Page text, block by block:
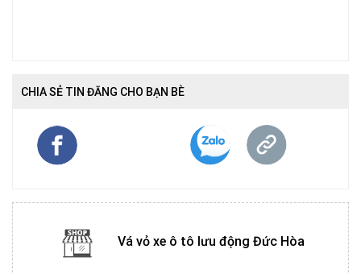
CHIA SẺ TIN ĐĂNG CHO BẠN BÈ
Vá vỏ xe ô tô lưu động Đức Hòa